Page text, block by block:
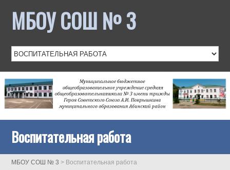
МБОУ СОШ № 3
Воспитательная работа
МБОУ СОШ № 3 > Воспитательная работа